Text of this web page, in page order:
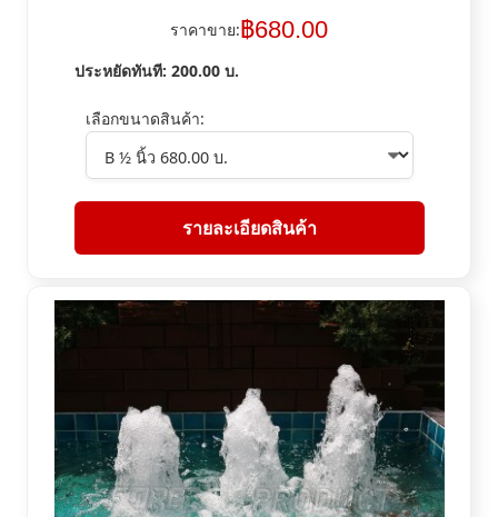
ราคาขาย:฿680.00
ประหยัดทันที: 200.00บ.
เลือกขนาดสินค้า:
รายละเอียดสินค้า